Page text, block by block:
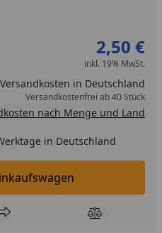
verringerneingeben
um eins erhöhen
2,50 €
inkl. 19% MwSt.
in Deutschland
Versandkostenfrei ab 40 Stück
nach Menge und Land
in Deutschland
In den Einkaufswagen legen
hinzufügen
Teilen Produkt